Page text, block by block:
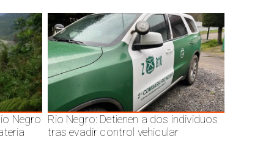
Negro
Rio Negro: Detienen a dos individuos
tras evadir control vehicular